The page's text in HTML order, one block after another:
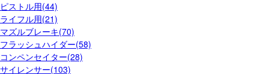
ピストル用(44)
ライフル用(21)
マズルブレーキ(70)
フラッシュハイダー(58)
コンペンセイター(28)
サイレンサー(103)